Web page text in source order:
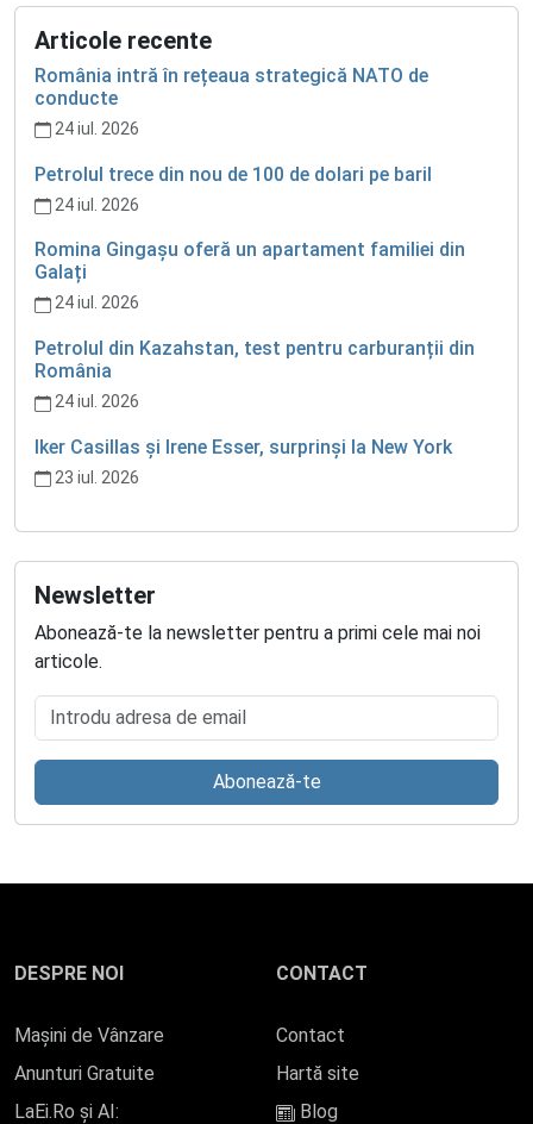
Articole recente
România intră în rețeaua strategică NATO de
conducte
24 iul. 2026
Petrolul trece din nou de 100 de dolari pe baril
24 iul. 2026
Romina Gingașu oferă un apartament familiei din
Galați
24 iul. 2026
Petrolul din Kazahstan, test pentru carburanții din
România
24 iul. 2026
Iker Casillas și Irene Esser, surprinși la New York
23 iul. 2026
Newsletter
Abonează-te la newsletter pentru a primi cele mai noi
articole.
Introdu adresa de email
Abonează-te
DESPRE NOI
Mașini de Vânzare
Anunturi Gratuite
LaEi.Ro și AI:
CONTACT
Contact
Hartă site
Blog